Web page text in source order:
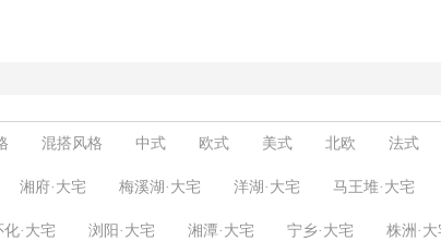
混搭风格 中式 欧式 美式 北欧 法式
风 极简 原木风
湘府·大宅 梅溪湖·大宅 洋湖·大宅 马王堆·大宅
化·大宅 浏阳·大宅 湘潭·大宅 宁乡·大宅 株洲·大